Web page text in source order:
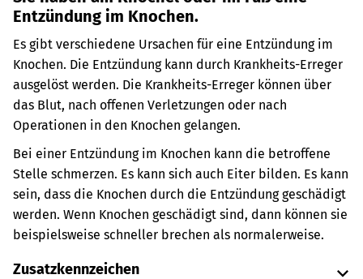
Entzündung im Knochen.
Es gibt verschiedene Ursachen für eine Entzündung im
Knochen. Die Entzündung kann durch Krankheits-Erreger
ausgelöst werden. Die Krankheits-Erreger können über
das Blut, nach offenen Verletzungen oder nach
Operationen in den Knochen gelangen.
Bei einer Entzündung im Knochen kann die betroffene
Stelle schmerzen. Es kann sich auch Eiter bilden. Es kann
sein, dass die Knochen durch die Entzündung geschädigt
werden. Wenn Knochen geschädigt sind, dann können sie
beispielsweise schneller brechen als normalerweise.
Zusatzkennzeichen